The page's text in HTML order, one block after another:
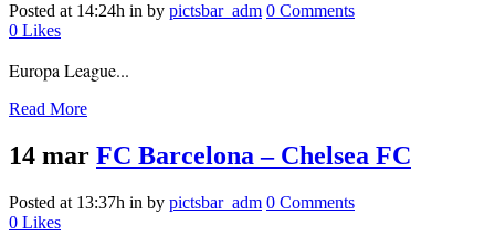
Posted at 14:24h in by pictsbar_adm 0 Comments
0 Likes
Europa League...
Read More
14 mar FC Barcelona – Chelsea FC
Posted at 13:37h in by pictsbar_adm 0 Comments
0 Likes